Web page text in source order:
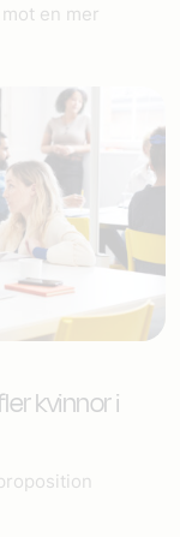
en mer
kvinnor i